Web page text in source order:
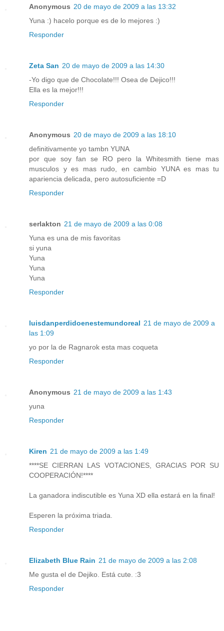
Anonymous 20 de mayo de 2009 a las 13:32
Yuna :) hacelo porque es de lo mejores :)
Responder
Zeta San 20 de mayo de 2009 a las 14:30
-Yo digo que de Chocolate!!! Osea de Dejico!!!
Ella es la mejor!!!
Responder
Anonymous 20 de mayo de 2009 a las 18:10
definitivamente yo tambn YUNA
por que soy fan se RO pero la Whitesmith tiene mas
musculos y es mas rudo, en cambio YUNA es mas tu
apariencia delicada, pero autosuficiente =D
Responder
serlakton 21 de mayo de 2009 a las 0:08
Yuna es una de mis favoritas
si yuna
Yuna
Yuna
Yuna
Responder
luisdanperdidoenestemundoreal 21 de mayo de 2009 a
las 1:09
yo por la de Ragnarok esta mas coqueta
Responder
Anonymous 21 de mayo de 2009 a las 1:43
yuna
Responder
Kiren 21 de mayo de 2009 a las 1:49
****SE CIERRAN LAS VOTACIONES, GRACIAS POR SU
COOPERACIÓN!****
La ganadora indiscutible es Yuna XD ella estará en la final!
Esperen la próxima triada.
Responder
Elizabeth Blue Rain 21 de mayo de 2009 a las 2:08
Me gusta el de Dejiko. Está cute. :3
Responder